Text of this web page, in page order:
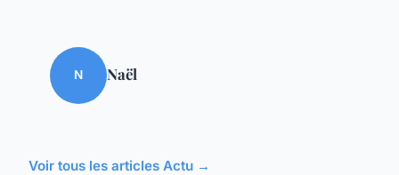
N Naël
Voir tous les articles Actu →